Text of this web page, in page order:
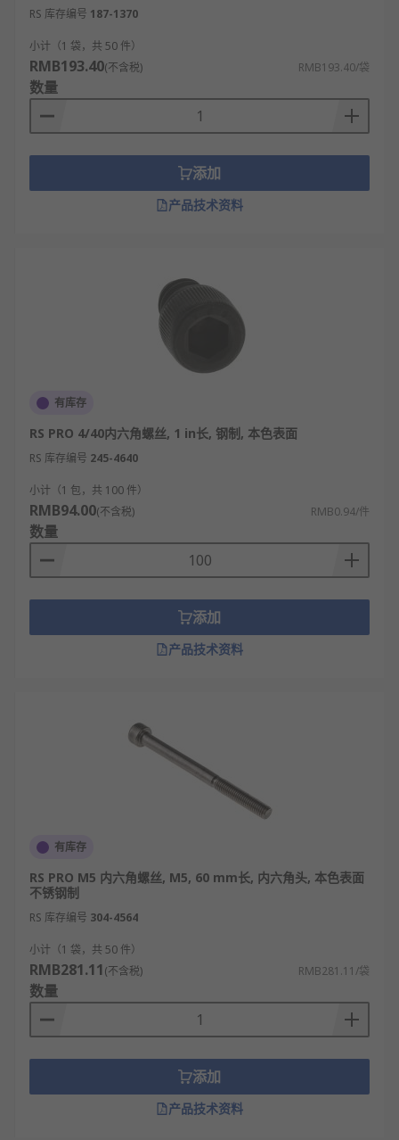
RS 库存编号 187-1370
小计（1 袋，共 50 件）
RMB193.40(不含税) RMB193.40/袋
数量
添加
产品技术资料
有库存
RS PRO 4/40内六角螺丝, 1 in长, 钢制, 本色表面
RS 库存编号 245-4640
小计（1 包，共 100 件）
RMB94.00(不含税) RMB0.94/件
数量
添加
产品技术资料
有库存
RS PRO M5 内六角螺丝, M5, 60 mm长, 内六角头, 本色表面
不锈钢制
RS 库存编号 304-4564
小计（1 袋，共 50 件）
RMB281.11(不含税) RMB281.11/袋
数量
添加
产品技术资料